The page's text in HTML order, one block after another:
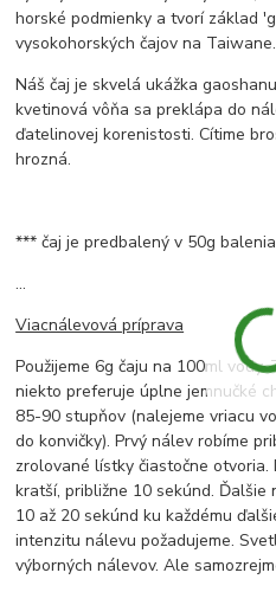
horské podmienky a tvorí základ
vysokohorských čajov na Taiwane.
Náš čaj je skvelá ukážka
kvetinová vôňa sa preklápa do
ďatelinovej korenistosti. Cítime
hrozná.
*** čaj je predbalený v 50g
...
Viacnálevová príprava
Použijeme 6g čaju na 100ml
niekto preferuje úplne jemnučké
85-90 stupňov (nalejeme vriacu
do konvičky). Prvý nálev robíme
zrolované lístky čiastočne
kratší, približne 10 sekúnd. Ďalšie
10 až 20 sekúnd ku každému
intenzitu nálevu požadujeme.
výborných nálevov. Ale